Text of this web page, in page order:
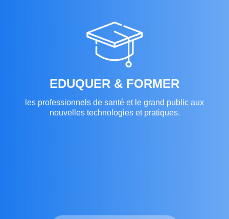
EDUQUER & FORMER
les professionnels de santé et le grand public aux
nouvelles technologies et pratiques.